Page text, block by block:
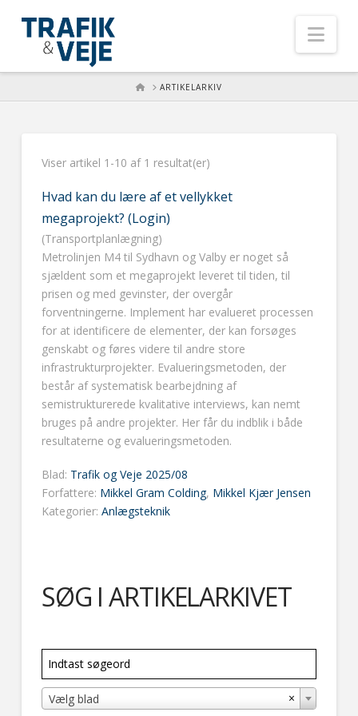
HOMEARTIKELARKIV
Viser artikel 1-10 af 1 resultat(er)
Hvad kan du lære af et vellykket
megaprojekt? (Login)
(Transportplanlægning)
Metrolinjen M4 til Sydhavn og Valby er noget så
sjældent som et megaprojekt leveret til tiden, til
prisen og med gevinster, der overgår
forventningerne. Implement har evalueret processen
for at identificere de elementer, der kan forsøges
genskabt og føres videre til andre store
infrastrukturprojekter. Evalueringsmetoden, der
består af systematisk bearbejdning af
semistrukturerede kvalitative interviews, kan nemt
bruges på andre projekter. Her får du indblik i både
resultaterne og evalueringsmetoden.
Blad: Trafik og Veje 2025/08
Forfattere: Mikkel Gram Colding, Mikkel Kjær Jensen
Kategorier: Anlægsteknik
SØG I ARTIKELARKIVET
×
Vælg blad